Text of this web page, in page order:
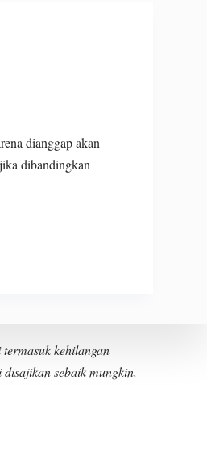
dianggap akan
dibandingkan
kehilangan
sebaik mungkin,